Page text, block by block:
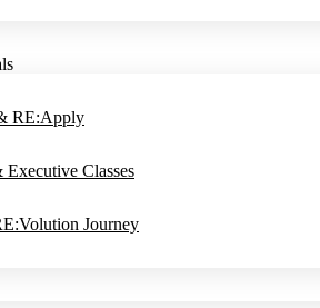
RE:Apply
Executive Classes
Journey